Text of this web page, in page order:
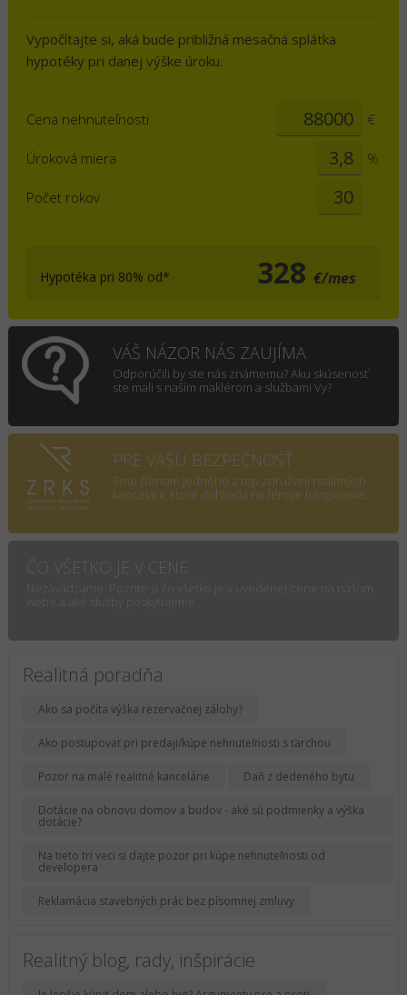
Vypočítajte si, aká bude približná mesačná splátka
hypotéky pri danej výške úroku.
Cena nehnuteľnosti €
Úroková miera %
Počet rokov
Hypotéka pri 80% od* 328€/mes
VÁŠ NÁZOR NÁS ZAUJÍMA
Odporúčili by ste nás známemu? Aku skúsenosť
ste mali s naším maklérom a službami Vy?
PRE VAŠU BEZPEČNOSŤ
Sme členom jedného z top združení realitných
kancelárii, ktoré dohliada na férove fungovanie.
ČO VŠETKO JE V CENE
Realitná poradňa
Ako sa počíta výška rezervačnej zálohy?
Ako postupovať pri predaji/kúpe nehnuteľnosti s ťarchou
Pozor na malé realitné kancelárie Daň z dedeného bytu
Dotácie na obnovu domov a budov - aké sú podmienky a výška
dotácie?
Na tieto tri veci si dajte pozor pri kúpe nehnuteľnosti od
developera
Reklamácia stavebných prác bez písomnej zmluvy
Realitný blog, rady, inšpirácie